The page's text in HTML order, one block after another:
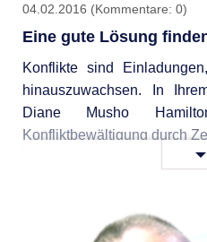
04.02.2016 (Kommentare: 0)
Eine gute Lösung
Konflikte sind
hinauszuwachsen. In
Diane Musho
Konfliktbewältigung durch
finden